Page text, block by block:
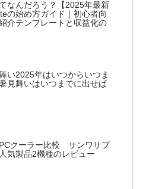
なんだろう？【2025年最新
の始め方ガイド｜初心者向
介テンプレートと収益化の
い2025年はいつからいつま
見舞いはいつまでに出せば
クーラー比較 サンワサプ
気製品2機種のレビュー